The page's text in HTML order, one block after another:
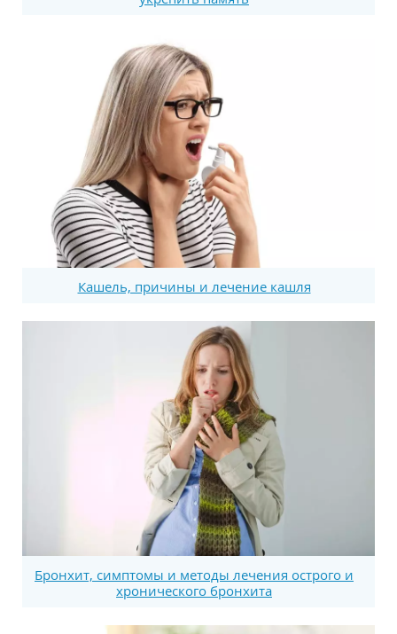
Кашель, причины и лечение кашля
Бронхит, симптомы и методы лечения острого и
хронического бронхита